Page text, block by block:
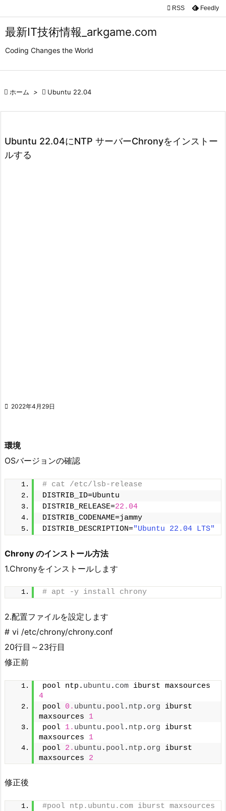
最新IT技術情報_arkgame.com
Coding Changes the World


 RSS Feedly
 ホーム >  Ubuntu 22.04
Ubuntu 22.04にNTP サーバーChronyをインストー
ルする
 2022年4月29日
環境
OSバージョンの確認
# cat /etc/lsb-release
DISTRIB_ID=Ubuntu
DISTRIB_RELEASE=22.04
DISTRIB_CODENAME=jammy
DISTRIB_DESCRIPTION="Ubuntu 22.04 LTS"
Chrony のインストール方法
1.Chronyをインストールします
# apt -y install chrony
2.配置ファイルを設定します
# vi /etc/chrony/chrony.conf
20行目～23行目
修正前
pool ntp. ubuntu . com
4
pool 0. ubuntu . pool. ntp . org iburst
maxsources 1
pool 1. ubuntu . pool. ntp . org iburst
maxsources 1
pool 2. ubuntu . pool. ntp . org iburst
maxsources 2
修正後
#pool ntp.ubuntu.com iburst maxsources